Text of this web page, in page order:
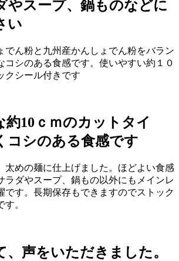
やスープ、鍋ものなどに
い
でん粉と九州産かんしょでん粉をバラン
コシのある食感です。使いやすい約１０
クシール付きです
約10ｃｍのカットタイ
コシのある食感です
太めの麺に仕上げました。ほどよい食感
ラダやスープ、鍋もの以外にもメインレ
です。長期保存もできますのでストック
。
、声をいただきました。